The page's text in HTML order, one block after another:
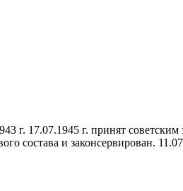
17.07.1945 г. принят
состава и законсервирован.